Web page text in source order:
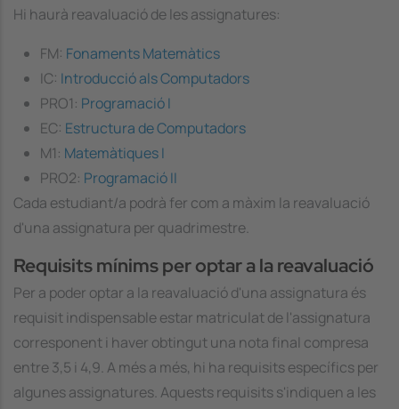
Hi haurà reavaluació de les assignatures:
FM: Fonaments Matemàtics
IC: Introducció als Computadors
PRO1: Programació I
EC: Estructura de Computadors
M1: Matemàtiques I
PRO2: Programació II
Cada estudiant/a podrà fer com a màxim la reavaluació
d'una assignatura per quadrimestre.
Requisits mínims per optar a la reavaluació
Per a poder optar a la reavaluació d'una assignatura és
requisit indispensable estar matriculat de l'assignatura
corresponent i haver obtingut una nota final compresa
entre 3,5 i 4,9. A més a més, hi ha requisits específics per
algunes assignatures. Aquests requisits s'indiquen a les